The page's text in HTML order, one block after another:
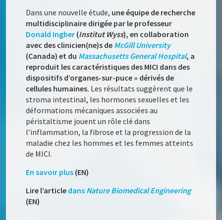
Dans une nouvelle étude, une équipe de recherche
multidisciplinaire dirigée par le professeur
Donald Ingber (Institut Wyss), en collaboration
avec des clinicien(ne)s de McGill University
(Canada) et du Massachusetts General Hospital, a
reproduit les caractéristiques des MICI dans des
dispositifs d’organes-sur-puce » dérivés de
cellules humaines. Les résultats suggèrent que le
stroma intestinal, les hormones sexuelles et les
déformations mécaniques associées au
péristaltisme jouent un rôle clé dans
l’inflammation, la fibrose et la progression de la
maladie chez les hommes et les femmes atteints
de MICI.
En savoir plus (EN)
Lire l’article dans Nature Biomedical Engineering
(EN)